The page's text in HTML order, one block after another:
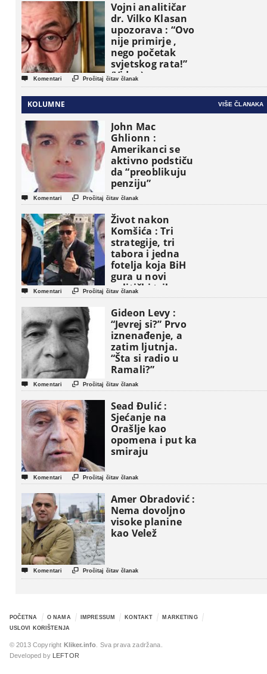
Vojni analitičar
dr. Vilko Klasan
upozorava : “Ovo
nije primirje ,
nego početak
svjetskog rata!”
(Video)
 Komentari  Pročitaj čitav članak
KOLUMNE VIŠE ČLANAKA
John Mac
Ghlionn :
Amerikanci se
aktivno podstiču
da “preoblikuju
penziju”
 Komentari  Pročitaj čitav članak
Život nakon
Komšića : Tri
strategije, tri
tabora i jedna
fotelja koja BiH
gura u novi
politički triler
 Komentari  Pročitaj čitav članak
Gideon Levy :
“Jevrej si?” Prvo
iznenađenje, a
zatim ljutnja.
“Šta si radio u
Ramali?”
 Komentari  Pročitaj čitav članak
Sead Đulić :
Sjećanje na
Orašlje kao
opomena i put ka
smiraju
 Komentari  Pročitaj čitav članak
Amer Obradović :
Nema dovoljno
visoke planine
kao Velež
 Komentari  Pročitaj čitav članak
POČETNA O NAMA IMPRESSUM KONTAKT
MARKETING
USLOVI KORIŠTENJA
© 2013 Copyright Kliker.info . Sva prava zadržana.
Developed by
LEFTOR